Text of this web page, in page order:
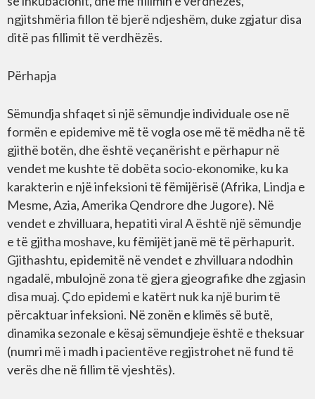
ngjitshmëria fillon të bjerë ndjeshëm, duke zgjatur disa
ditë pas fillimit të verdhëzës.
Përhapja
Sëmundja shfaqet si një sëmundje individuale ose në
formën e epidemive më të vogla ose më të mëdha në të
gjithë botën, dhe është veçanërisht e përhapur në
vendet me kushte të dobëta socio-ekonomike, ku ka
karakterin e një infeksioni të fëmijërisë (Afrika, Lindja e
Mesme, Azia, Amerika Qendrore dhe Jugore). Në
vendet e zhvilluara, hepatiti viral A është një sëmundje
e të gjitha moshave, ku fëmijët janë më të përhapurit.
Gjithashtu, epidemitë në vendet e zhvilluara ndodhin
ngadalë, mbulojnë zona të gjera gjeografike dhe zgjasin
disa muaj. Çdo epidemi e katërt nuk ka një burim të
përcaktuar infeksioni. Në zonën e klimës së butë,
dinamika sezonale e kësaj sëmundjeje është e theksuar
(numri më i madh i pacientëve regjistrohet në fund të
verës dhe në fillim të vjeshtës).